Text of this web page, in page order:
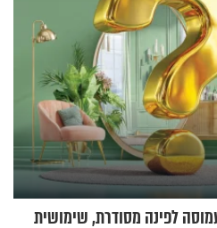
לפינה מסודרת, שימושית